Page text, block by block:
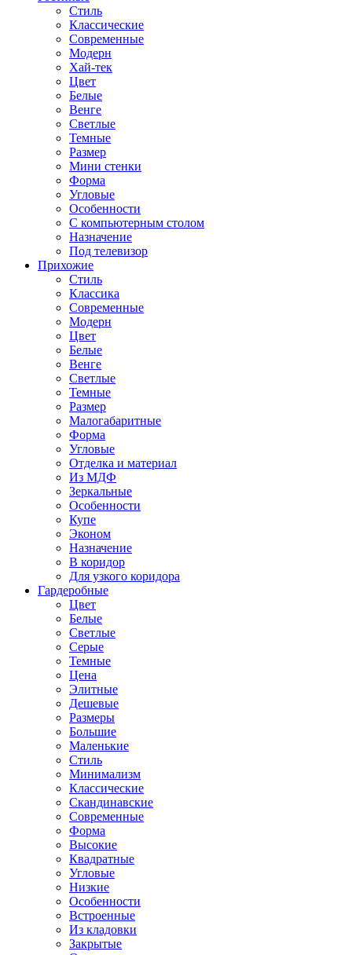
Стиль
Классические
Современные
Модерн
Хай-тек
Цвет
Белые
Венге
Светлые
Темные
Размер
Мини стенки
Форма
Угловые
Особенности
С компьютерным столом
Назначение
Под телевизор
Прихожие
Стиль
Классика
Современные
Модерн
Цвет
Белые
Венге
Светлые
Темные
Размер
Малогабаритные
Форма
Угловые
Отделка и материал
Из МДФ
Зеркальные
Особенности
Купе
Эконом
Назначение
В коридор
Для узкого коридора
Гардеробные
Цвет
Белые
Светлые
Серые
Темные
Цена
Элитные
Дешевые
Размеры
Большие
Маленькие
Стиль
Минимализм
Классические
Скандинавские
Современные
Форма
Высокие
Квадратные
Угловые
Низкие
Особенности
Встроенные
Из кладовки
Закрытые